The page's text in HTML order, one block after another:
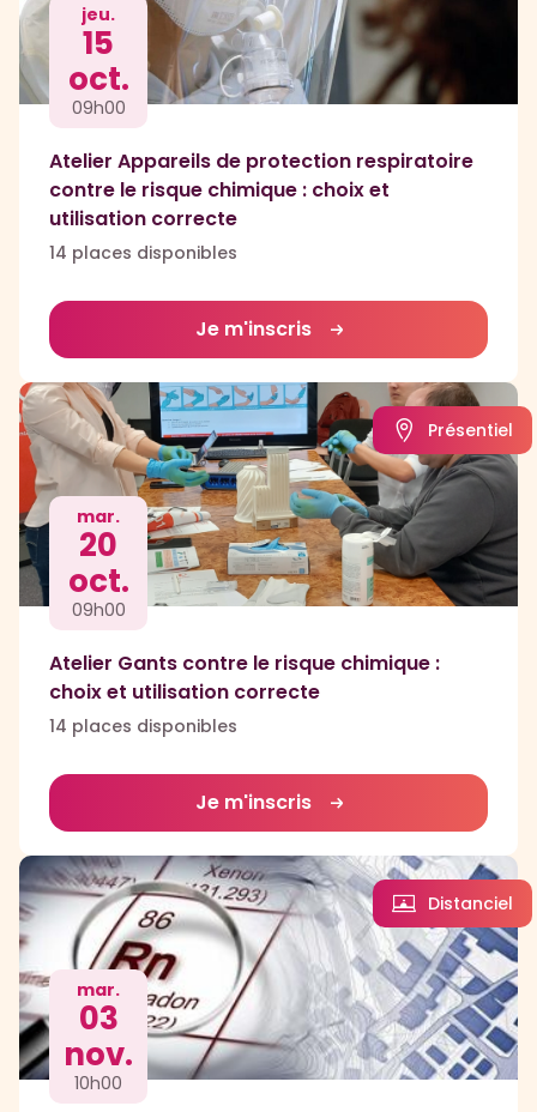
jeu.
15
oct.
09h00
Atelier Appareils de protection respiratoire
contre le risque chimique : choix et
utilisation correcte
14 places disponibles
Je m'inscris
mar.
20
oct.
09h00
Atelier Gants contre le risque chimique :
choix et utilisation correcte
14 places disponibles
Présentiel
Je m'inscris
mar.
03
nov.
10h00
Distanciel